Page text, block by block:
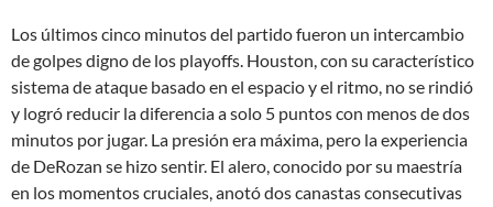
Los últimos cinco minutos del partido fueron un intercambio
de golpes digno de los playoffs. Houston, con su característico
sistema de ataque basado en el espacio y el ritmo, no se rindió
y logró reducir la diferencia a solo 5 puntos con menos de dos
minutos por jugar. La presión era máxima, pero la experiencia
de DeRozan se hizo sentir. El alero, conocido por su maestría
en los momentos cruciales, anotó dos canastas consecutivas